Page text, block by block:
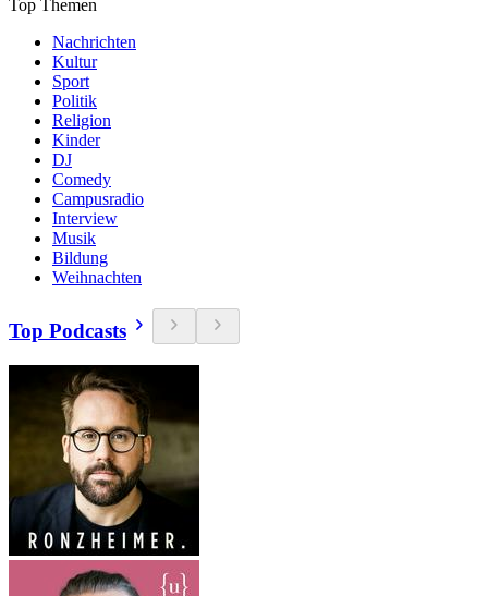
Top Themen
Nachrichten
Kultur
Sport
Politik
Religion
Kinder
DJ
Comedy
Campusradio
Interview
Musik
Bildung
Weihnachten
Top Podcasts